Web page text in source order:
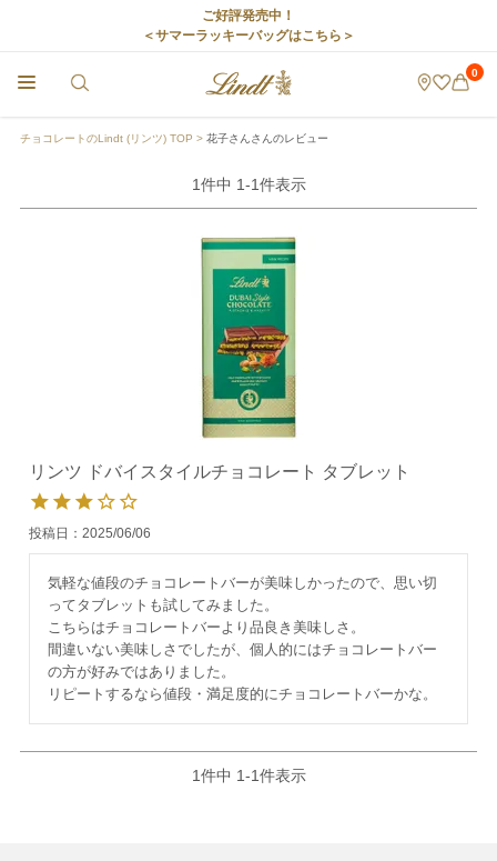
ご好評発売中！
＜サマーラッキーバッグはこちら＞
0
チョコレートのLindt (リンツ) TOP 花子さんさんのレビュー
1件中 1-1件表示
リンツ ドバイスタイルチョコレート タブレット
投稿日 2025/06/06
気軽な値段のチョコレートバーが美味しかったので、思い切
ってタブレットも試してみました。
こちらはチョコレートバーより品良き美味しさ。
間違いない美味しさでしたが、個人的にはチョコレートバー
の方が好みではありました。
リピートするなら値段・満足度的にチョコレートバーかな。
1件中 1-1件表示